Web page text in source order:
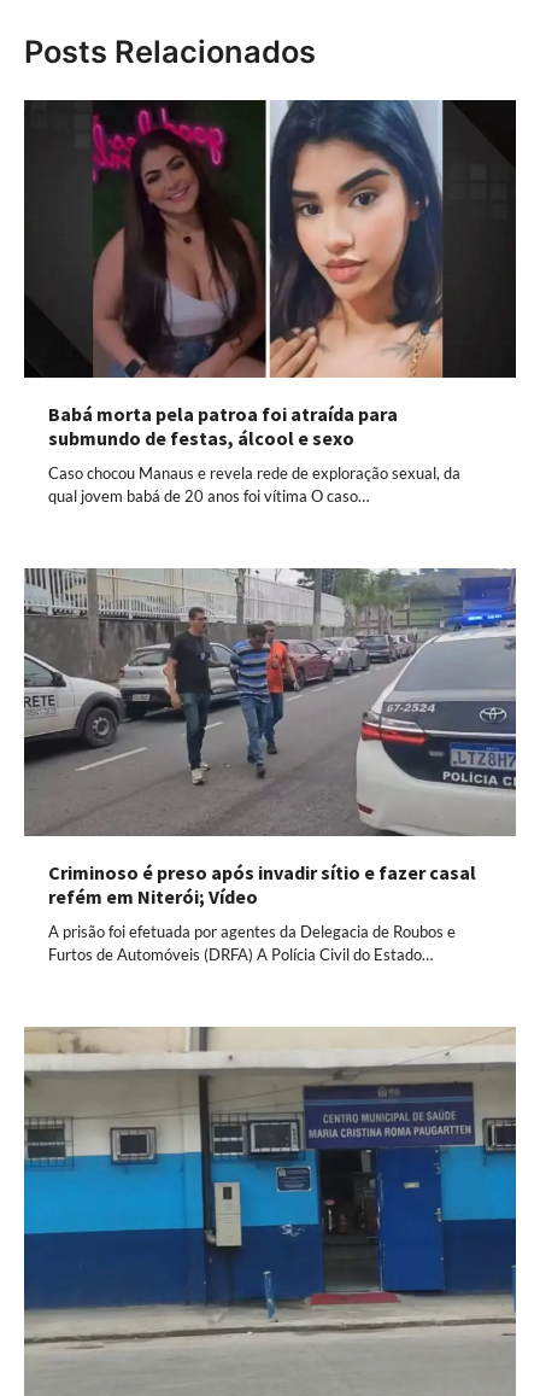
Posts Relacionados
Babá morta pela patroa foi atraída para
submundo de festas, álcool e sexo
Caso chocou Manaus e revela rede de exploração sexual, da
qual jovem babá de 20 anos foi vítima O caso…
Criminoso é preso após invadir sítio e fazer casal
refém em Niterói; Vídeo
A prisão foi efetuada por agentes da Delegacia de Roubos e
Furtos de Automóveis (DRFA) A Polícia Civil do Estado…